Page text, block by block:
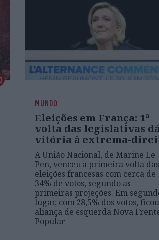
MUNDO
Eleições em França: 1ª
volta das legislativas
vitória à extrema-
A União Nacional, de Marine Le
Pen, venceu a primeira volta das
eleições francesas com cerca de
34% de votos, segundo as
primeiras projeções. Em
lugar, com 28,5% dos votos,
aliança de esquerda Nova
Popular